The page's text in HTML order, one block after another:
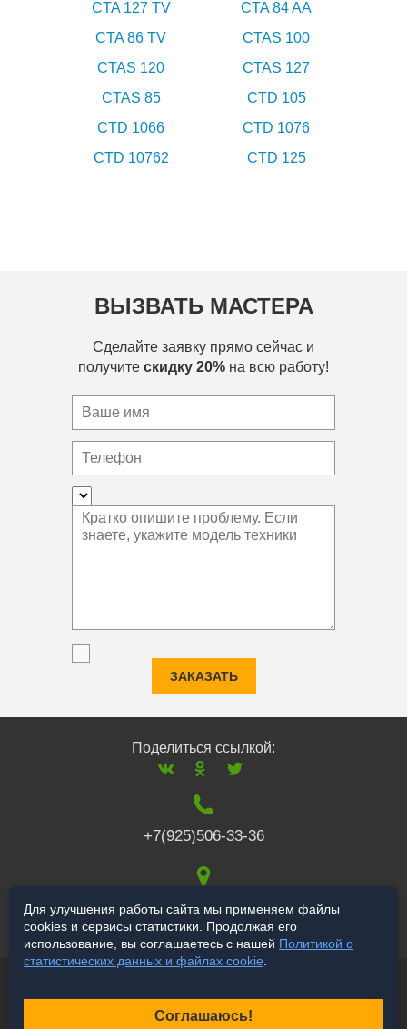
CTA 127 TV
CTA 84 AA
CTA 86 TV
CTAS 100
CTAS 120
CTAS 127
CTAS 85
CTD 105
CTD 1066
CTD 1076
CTD 10762
CTD 125
ВЫЗВАТЬ МАСТЕРА
Сделайте заявку прямо сейчас и
получите скидку 20% на всю работу!
ЗАКАЗАТЬ
Поделиться ссылкой:
+7(925)506-33-36
117519,г. Москва,
Варшавское ш., 132
Продвижение сайта
Для улучшения работы сайта мы применяем файлы
cookies и сервисы статистики. Продолжая его
использование, вы соглашаетесь с нашей Политикой о
статистических данных и файлах cookie
Соглашаюсь!